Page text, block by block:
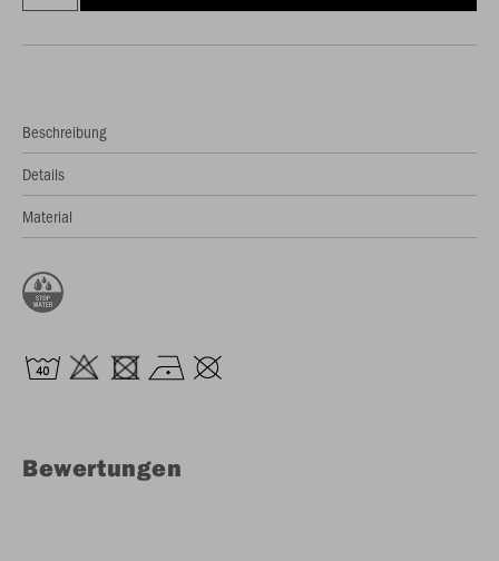
Beschreibung
Details
Material
Bewertungen